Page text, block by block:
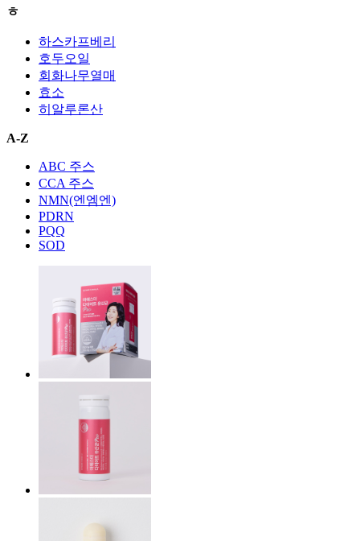
ㅎ
하스카프베리
호두오일
회화나무열매
효소
히알루론산
A-Z
ABC 주스
CCA 주스
NMN(엔엠엔)
PDRN
PQQ
SOD